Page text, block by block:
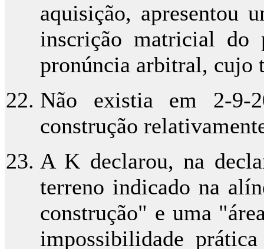
aquisição, apresentou
inscrição matricial
pronúncia arbitral, cujo
Não existia em 2-9-
construção
A K declarou, na
terreno indicado na
construção" e uma
impossibilidade